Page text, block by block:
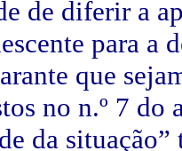
de diferir a
para a
que
no n.º 7 do
da